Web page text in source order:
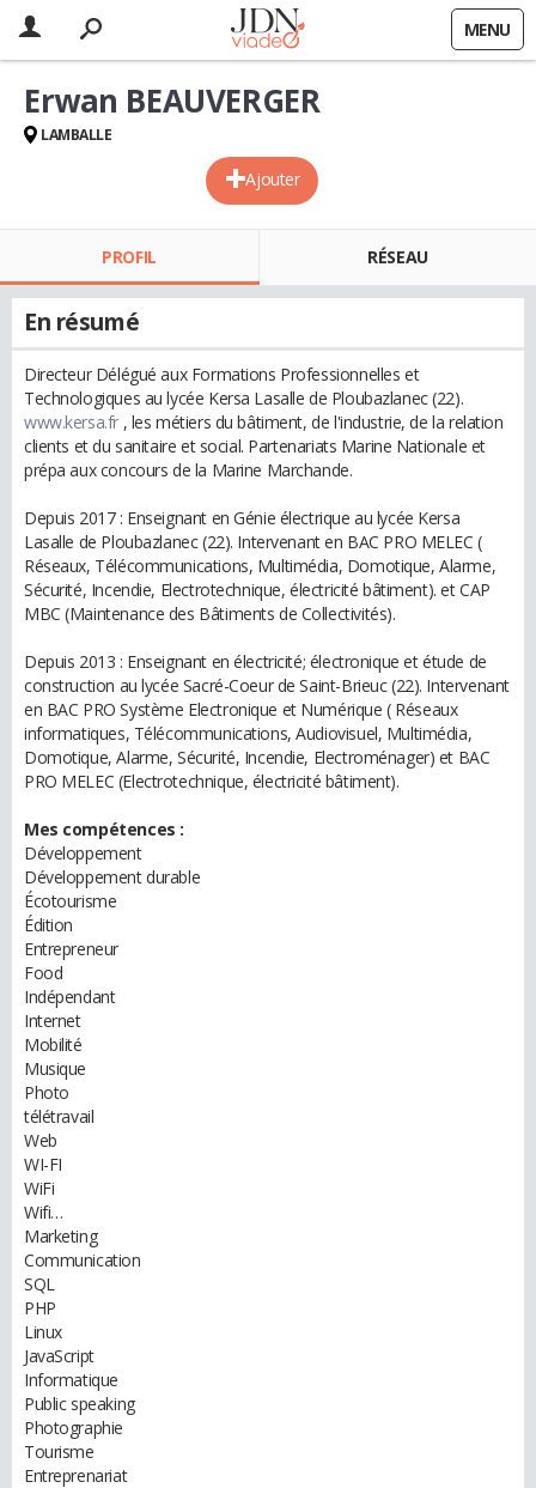
MENU
Ajouter
Erwan BEAUVERGER
LAMBALLE
PROFIL RÉSEAU
En résumé
Directeur Délégué aux Formations Professionnelles et
Technologiques au lycée Kersa Lasalle de Ploubazlanec (22).
www.kersa.fr, les métiers du bâtiment, de l'industrie, de la relation
clients et du sanitaire et social. Partenariats Marine Nationale et
prépa aux concours de la Marine Marchande.
Depuis 2017 : Enseignant en Génie électrique au lycée Kersa
Lasalle de Ploubazlanec (22). Intervenant en BAC PRO MELEC (
Réseaux, Télécommunications, Multimédia, Domotique, Alarme,
Sécurité, Incendie, Electrotechnique, électricité bâtiment). et CAP
MBC (Maintenance des Bâtiments de Collectivités).
Depuis 2013 : Enseignant en électricité; électronique et étude de
construction au lycée Sacré-Coeur de Saint-Brieuc (22). Intervenant
en BAC PRO Système Electronique et Numérique ( Réseaux
informatiques, Télécommunications, Audiovisuel, Multimédia,
Domotique, Alarme, Sécurité, Incendie, Electroménager) et BAC
PRO MELEC (Electrotechnique, électricité bâtiment).
Mes compétences :
Développement
Développement durable
Écotourisme
Édition
Entrepreneur
Food
Indépendant
Internet
Mobilité
Musique
Photo
télétravail
Web
WI-FI
WiFi
Wifi…
Marketing
Communication
SQL
PHP
Linux
JavaScript
Informatique
Public speaking
Photographie
Tourisme
Entreprenariat